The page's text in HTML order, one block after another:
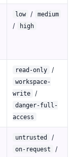
low / medium
/ high
read-only /
workspace-
write
/
danger-full-
access
untrusted /
on-request /